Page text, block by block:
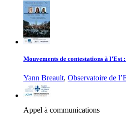
Mouvements de contestations à
Yann Breault, Observatoire de
Appel à communications